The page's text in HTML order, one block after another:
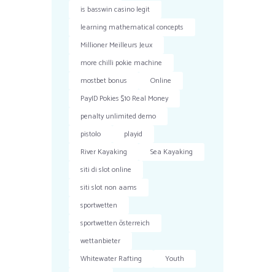
is basswin casino legit
learning mathematical concepts
Millioner Meilleurs Jeux
more chilli pokie machine
mostbet bonus
Online
PayID Pokies $10 Real Money
penalty unlimited demo
pistolo
playid
River Kayaking
Sea Kayaking
siti di slot online
siti slot non aams
sportwetten
sportwetten österreich
wettanbieter
Whitewater Rafting
Youth